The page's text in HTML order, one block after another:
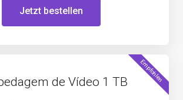
Jetzt bestellen
Empfohlen
de Vídeo 1 TB